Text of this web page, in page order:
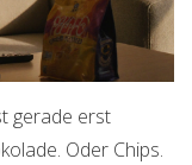
gerade erst
Oder Chips.